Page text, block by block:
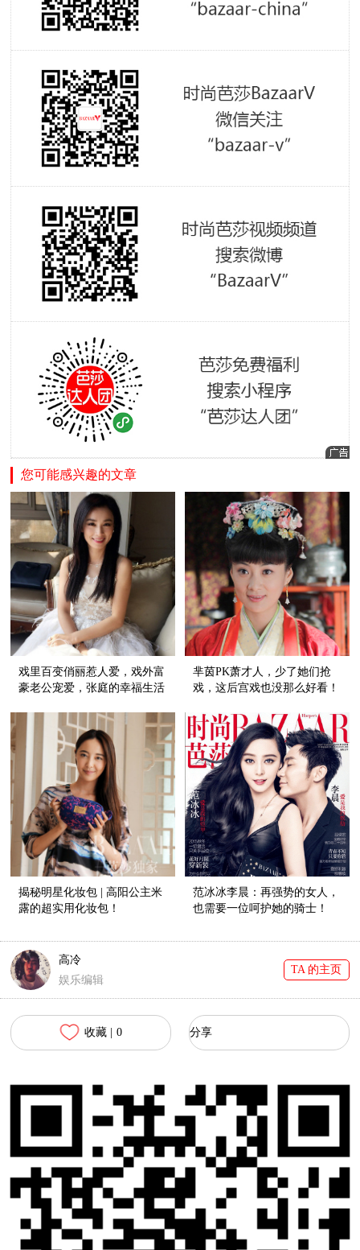
您可能感兴趣的文章
戏里百变俏丽惹人爱，戏外富
豪老公宠爱，张庭的幸福生活
芈茵PK萧才人，少了她们抢
戏，这后宫戏也没那么好看！
揭秘明星化妆包 | 高阳公主米
露的超实用化妆包！
范冰冰李晨：再强势的女人，
也需要一位呵护她的骑士！
高冷
娱乐编辑
TA 的主页
收藏 | 0 分享